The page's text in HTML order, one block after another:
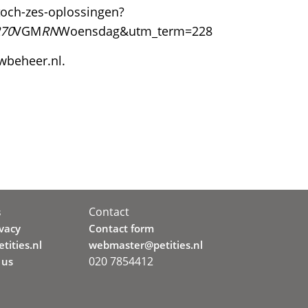
zes-oplossingen?
VGMRNWoensdag&utm_term=228
Contact
Contact form
webmaster@petities.nl
020 7854412